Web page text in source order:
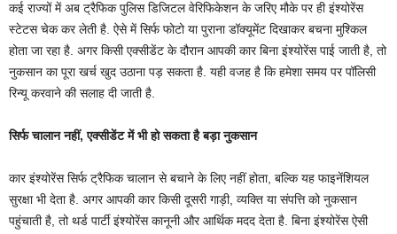
कई राज्यों में अब ट्रैफिक पुलिस डिजिटल वेरिफिकेशन के जरिए मौके पर ही इंश्योरेंस
स्टेटस चेक कर लेती है. ऐसे में सिर्फ फोटो या पुराना डॉक्यूमेंट दिखाकर बचना मुश्किल
होता जा रहा है. अगर किसी एक्सीडेंट के दौरान आपकी कार बिना इंश्योरेंस पाई जाती है, तो
नुकसान का पूरा खर्च खुद उठाना पड़ सकता है. यही वजह है कि हमेशा समय पर पॉलिसी
रिन्यू करवाने की सलाह दी जाती है.
सिर्फ चालान नहीं,एक्सीडेंट में भी हो सकता है बड़ा नुकसान
कार इंश्योरेंस सिर्फ ट्रैफिक चालान से बचाने के लिए नहीं होता, बल्कि यह फाइनेंशियल
सुरक्षा भी देता है. अगर आपकी कार किसी दूसरी गाड़ी, व्यक्ति या संपत्ति को नुकसान
पहुंचाती है, तो थर्ड पार्टी इंश्योरेंस कानूनी और आर्थिक मदद देता है. बिना इंश्योरेंस ऐसी